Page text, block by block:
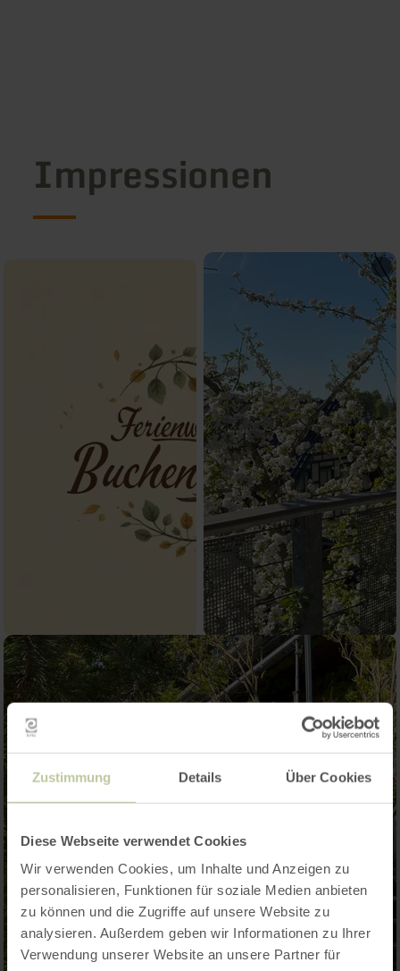
Zustimmung Details Über Cookies
Diese Webseite verwendet Cookies
Wir verwenden Cookies, um Inhalte und Anzeigen zu
personalisieren, Funktionen für soziale Medien anbieten
zu können und die Zugriffe auf unsere Website zu
analysieren. Außerdem geben wir Informationen zu Ihrer
Verwendung unserer Website an unsere Partner für
Impressionen